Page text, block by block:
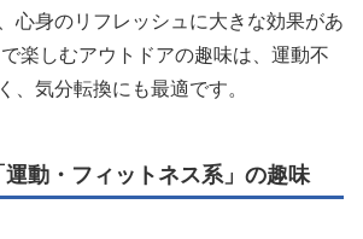
心身のリフレッシュに大きな効果があ
楽しむアウトドアの趣味は、運動不
、気分転換にも最適です。
動・フィットネス系」の趣味